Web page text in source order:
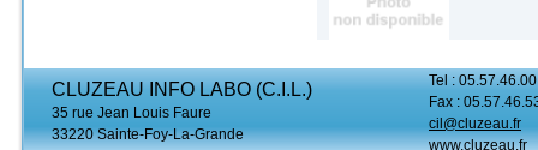
CLUZEAU INFO LABO (C.I.L.)
35 rue Jean Louis Faure
33220 Sainte-Foy-La-Grande
Tel :
Fax :
cil@cluzeau.fr
www.cluzeau.fr